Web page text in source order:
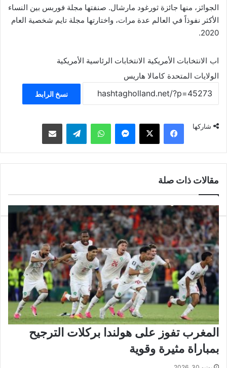
الجوائز، منها جائزة ثورغود مارشال. صنفتها مجلة فوربس بين النساء
الأكثر نفوذاً في العالم عدة مرات، واختارتها مجلة تايم شخصية العام
2020.
اب الانتخابات الأمريكية الانتخابات الرئاسية الأمريكية
الولايات المتحدة كامالا هاريس
نسخ الرابط
شاركها فيسبوك ‫X ماسنجر واتساب تيلقرام مشاركة عبر البريد
مقالات ذات صلة
المغرب تفوز على هولندا بركلات الترجيح
بمباراة مثيرة وقوية